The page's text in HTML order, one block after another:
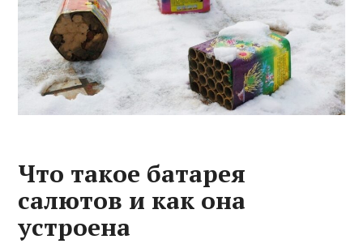
Что такое батарея
салютов и как она
устроена